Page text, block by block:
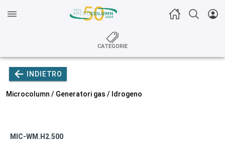
CATEGORIE
INDIETRO
Microcolumn / Generatori gas / Idrogeno
MIC-WM.H2.500